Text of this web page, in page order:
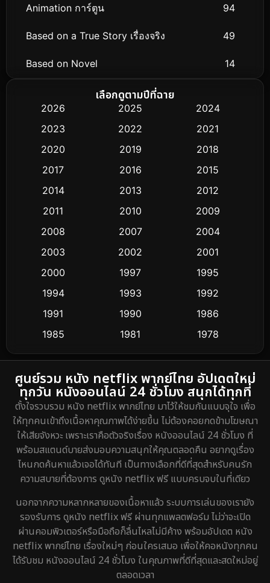
Animation การ์ตูน 94
Based on a True Story เรื่องจริง 49
Based on Novel 14
Biography ชีวิตจริง
Classic หนังคลาสสิก
Comedy ตลก 379
Conspiracy
Crime อาชญากรรม 289
Culture
Dance เต้น
DC 2
Detective สืบสวน 5
Detective สืบสวน 40
Disaster 4
Disney+ 20
Documentary สารคดี 72
Drama ดราม่า 648
Dystopian 8
เลือกดูตามปีที่ฉาย
2026 2025
2024
2023
2022
2021
2020
2019
2018
2017
2016
2015
2014
2013
2012
2011
2010
2009
2008
2007
2004
2003
2002
2001
2000
1997
1995
1994
1993
1992
1991
1990
1986
1985
1981
1978
1974
ศูนย์รวม หนัง netflix พากย์ไทย อัปเดตใหม่
ทุกวัน หนังออนไลน์ 24 ชั่วโมง สนุกได้ทุกที่
ตั้งใจรวบรวม หนัง netflix พากย์ไทย มาไว้ให้ชมกันแบบจุใจ เพื่อ
ให้ทุกคนเข้าถึงเนื้อหาคุณภาพได้ง่ายขึ้น ไม่ต้องคอยกดข้ามโฆษณา
ให้เสียจังหวะ เพราะเราคือตัวจริงเรื่อง หนังออนไลน์ 24 ชั่วโมง ที่
พร้อมสแตนด์บายส่งมอบความสนุกให้คุณตลอดคืน อยากดูเรื่อง
ไหนกดค้นหาแล้วเจอได้ทันที เป็นทางเลือกที่ดีที่สุดสำหรับคนรัก
ความสบายที่ต้องการ ดูหนัง netflix ฟรี แบบครบจบในที่เดียว
นอกจากความหลากหลายของเนื้อหาแล้ว ระบบการเล่นของเรายัง
รองรับการ ดูหนัง netflix ฟรี ผ่านทุกแพลตฟอร์ม ไม่ว่าจะเปิด
ผ่านคอมพิวเตอร์หรือมือถือก็ลื่นไหลไม่มีค้าง พร้อมอัปเดต หนัง
netflix พากย์ไทย เรื่องใหม่ๆ ก่อนใครเสมอ เพื่อให้คอหนังทุกคน
ได้รับชม หนังออนไลน์ 24 ชั่วโมง ในคุณภาพที่ดีที่สุดและสดใหม่อยู่
ตลอดเวลา